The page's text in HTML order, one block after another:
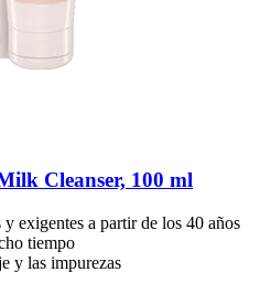
Cleanser, 100 ml
y exigentes a partir de los 40 años
tiempo
y las impurezas